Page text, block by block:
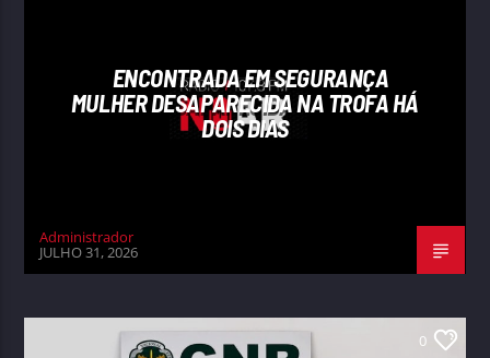
ENCONTRADA EM SEGURANÇA
MULHER DESAPARECIDA NA TROFA HÁ
DOIS DIAS
Administrador
JULHO 31, 2026
0